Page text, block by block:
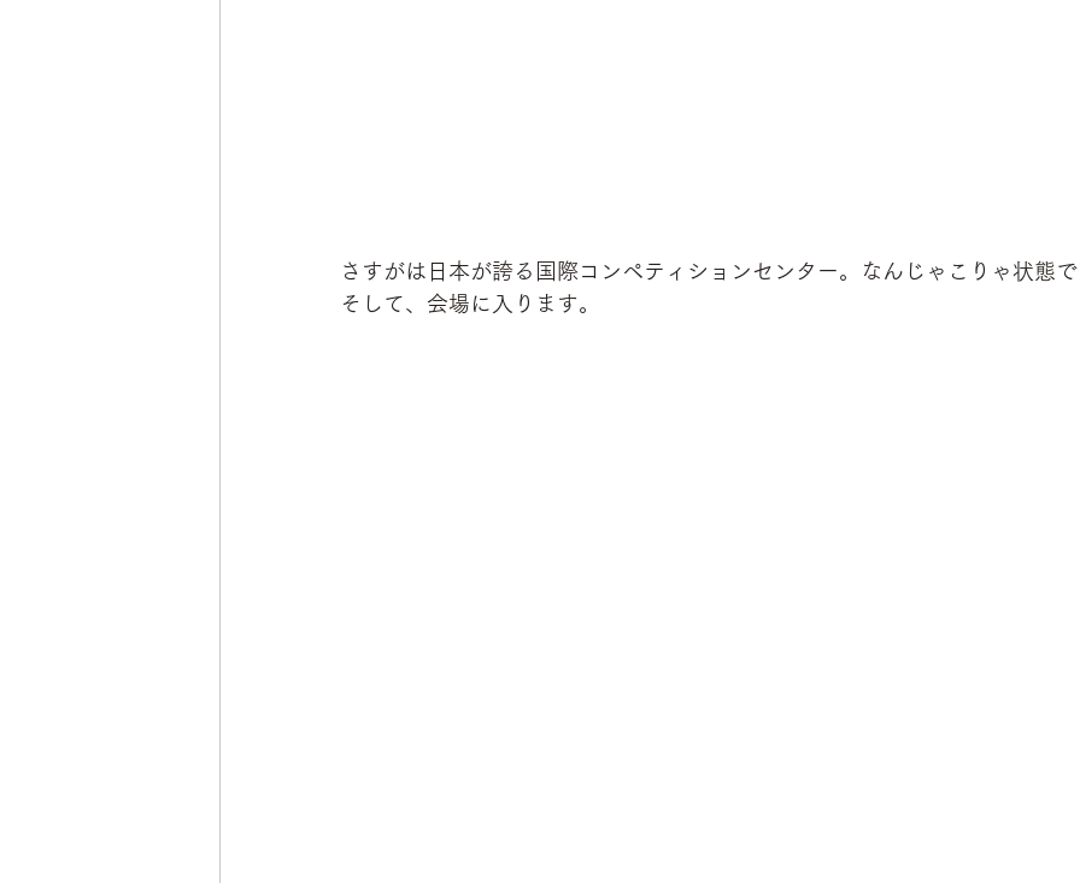
さすがは日本が誇る国際コンペティションセンター。なんじゃこりゃ状態
そして、会場に入ります。